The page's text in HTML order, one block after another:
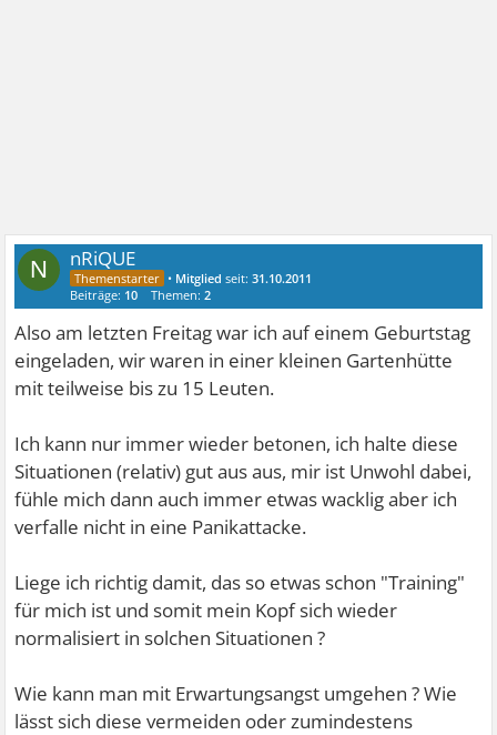
N nRiQUE
• Mitglied seit:31.10.2011
Beiträge: 10 Themen:2
Also am letzten Freitag war ich auf einem Geburtstag
eingeladen, wir waren in einer kleinen Gartenhütte
mit teilweise bis zu 15 Leuten.
Ich kann nur immer wieder betonen, ich halte diese
Situationen (relativ) gut aus aus, mir ist Unwohl dabei,
fühle mich dann auch immer etwas wacklig aber ich
verfalle nicht in eine Panikattacke.
Liege ich richtig damit, das so etwas schon "Training"
für mich ist und somit mein Kopf sich wieder
normalisiert in solchen Situationen ?
Wie kann man mit Erwartungsangst umgehen ? Wie
lässt sich diese vermeiden oder zumindestens